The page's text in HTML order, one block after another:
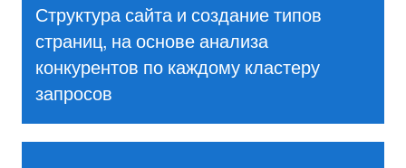
Структура сайта и создание типов
страниц, на основе анализа
конкурентов по каждому кластеру
запросов